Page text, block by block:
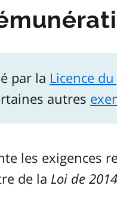
par la Licence
autres
les exigences
de la Loi de